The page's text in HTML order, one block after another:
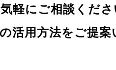
軽にご相談くださ
活用方法をご提案